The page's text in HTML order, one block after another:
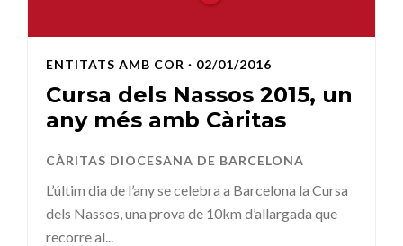
ENTITATS AMB COR · 02/01/2016
Cursa dels Nassos 2015, un
any més amb Càritas
CÀRITAS DIOCESANA DE BARCELONA
L’últim dia de l’any se celebra a Barcelona la Cursa
dels Nassos, una prova de 10km d’allargada que
recorre al...